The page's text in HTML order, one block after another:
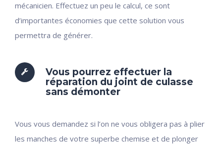
mécanicien. Effectuez un peu le calcul, ce sont
d’importantes économies que cette solution vous
permettra de générer.
Vous pourrez effectuer la
réparation du joint de culasse
sans démonter
Vous vous demandez si l’on ne vous obligera pas à plier
les manches de votre superbe chemise et de plonger